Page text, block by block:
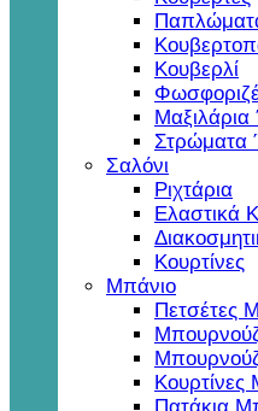
Κουβερλί
Στρώματα
Σαλόνι
Ριχτάρια
Ελαστικά
Κουρτίνες
Μπάνιο
Πετσέτες
Κουρτίνες